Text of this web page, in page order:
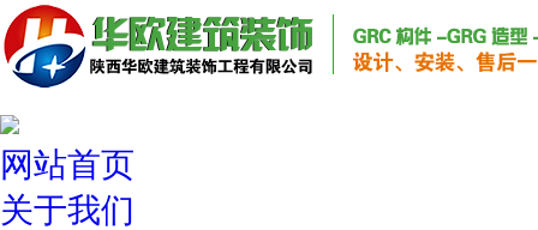
网站首页
关于我们